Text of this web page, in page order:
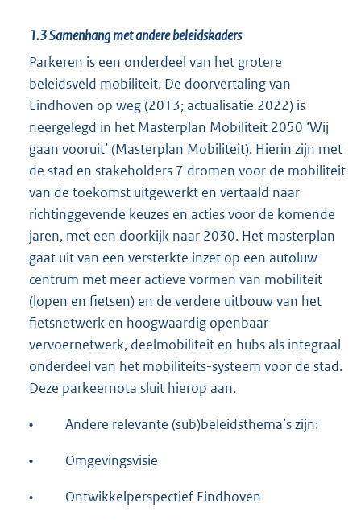
1.3Samenhang met andere beleidskaders
Parkeren is een onderdeel van het grotere
beleidsveld mobiliteit. De doorvertaling van
Eindhoven op weg (2013; actualisatie 2022) is
neergelegd in het Masterplan Mobiliteit 2050 ‘Wij
gaan vooruit’ (Masterplan Mobiliteit). Hierin zijn met
de stad en stakeholders 7 dromen voor de mobiliteit
van de toekomst uitgewerkt en vertaald naar
richtinggevende keuzes en acties voor de komende
jaren, met een doorkijk naar 2030. Het masterplan
gaat uit van een versterkte inzet op een autoluw
centrum met meer actieve vormen van mobiliteit
(lopen en fietsen) en de verdere uitbouw van het
fietsnetwerk en hoogwaardig openbaar
vervoernetwerk, deelmobiliteit en hubs als integraal
onderdeel van het mobiliteits-systeem voor de stad.
Deze parkeernota sluit hierop aan.
• Andere relevante (sub)beleidsthema’s zijn:
• Omgevingsvisie
• Ontwikkelperspectief Eindhoven